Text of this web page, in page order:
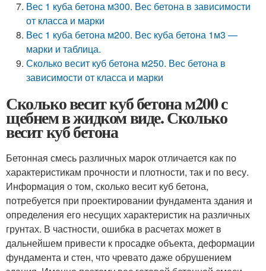
Вес 1 куба бетона м300. Вес бетона в зависимости
от класса и марки
Вес 1 куба бетона м200. Вес куба бетона 1м3 —
марки и таблица.
Сколько весит куб бетона м250. Вес бетона в
зависимости от класса и марки
Сколько весит куб бетона м200 с
щебнем в жидком виде. Сколько
весит куб бетона
Бетонная смесь различных марок отличается как по
характеристикам прочности и плотности, так и по весу.
Информация о том, сколько весит куб бетона,
потребуется при проектировании фундамента здания и
определения его несущих характеристик на различных
грунтах. В частности, ошибка в расчетах может в
дальнейшем привести к просадке объекта, деформации
фундамента и стен, что чревато даже обрушением